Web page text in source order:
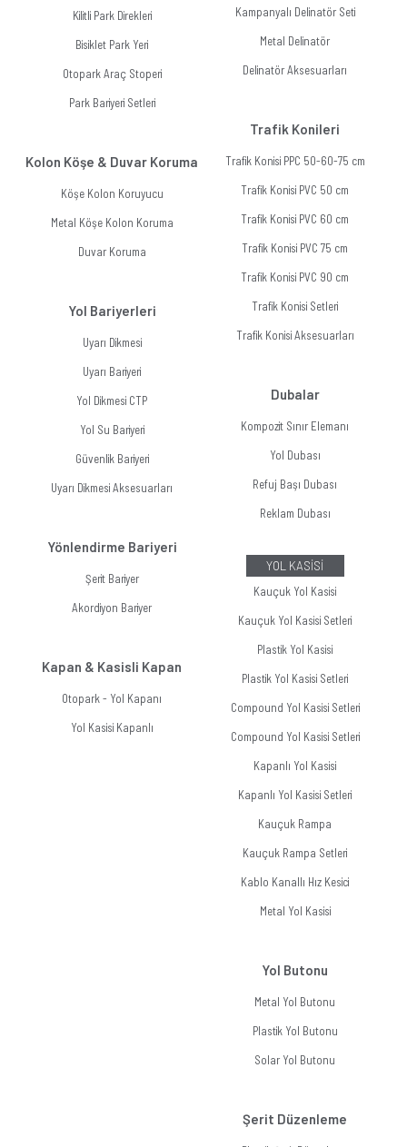
Kilitli Park Direkleri
Bisiklet Park Yeri
Otopark Araç Stoperi
Park Bariyeri Setleri
Kolon Köşe & Duvar Koruma
Köşe Kolon Koruyucu
Metal Köşe Kolon Koruma
Duvar Koruma
Yol Bariyerleri
Uyarı Dikmesi
Uyarı Bariyeri
Yol Dikmesi CTP
Yol Su Bariyeri
Güvenlik Bariyeri
Uyarı Dikmesi Aksesuarları
Yönlendirme Bariyeri
Şerit Bariyer
Akordiyon Bariyer
Kapan & Kasisli Kapan
Otopark - Yol Kapanı
Yol Kasisi Kapanlı
Kampanyalı Delinatör Seti
Metal Delinatör
Delinatör Aksesuarları
Trafik Konileri
Trafik Konisi PPC 50-60-75 cm
Trafik Konisi PVC 50 cm
Trafik Konisi PVC 60 cm
Trafik Konisi PVC 75 cm
Trafik Konisi PVC 90 cm
Trafik Konisi Setleri
Trafik Konisi Aksesuarları
Dubalar
Kompozit Sınır Elemanı
Yol Dubası
Refuj Başı Dubası
Reklam Dubası
YOL KASİSİ
Kauçuk Yol Kasisi
Kauçuk Yol Kasisi Setleri
Plastik Yol Kasisi
Plastik Yol Kasisi Setleri
Compound Yol Kasisi Setleri
Compound Yol Kasisi Setleri
Kapanlı Yol Kasisi
Kapanlı Yol Kasisi Setleri
Kauçuk Rampa
Kauçuk Rampa Setleri
Kablo Kanallı Hız Kesici
Metal Yol Kasisi
Yol Butonu
Metal Yol Butonu
Plastik Yol Butonu
Solar Yol Butonu
Şerit Düzenleme